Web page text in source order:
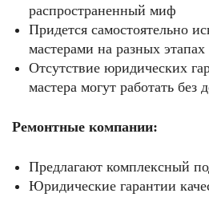
распространенный миф
Придется самостоятельно
мастерами на разных
Отсутствие юридических
мастера могут работать без
Ремонтные компании:
Предлагают комплексный
Юридические гарантии